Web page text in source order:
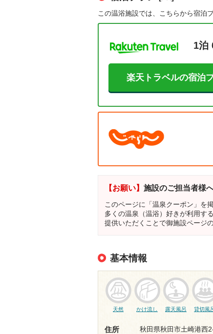
この温浴施設では、こちらから宿泊
1泊
楽天トラベルの宿泊
【お願い】 施設のご担当者様
このページに「温泉クーポン」を
多くの温泉（温浴）好きが利用す
提供いただくことで御施設ページ
基本情報
天然 かけ流し 露天風呂 貸切風
住所 秋田県秋田市土崎港西